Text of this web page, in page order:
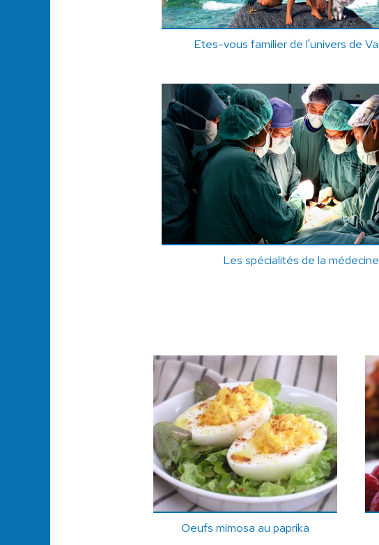
Etes-vous familier de l'univers de
Les spécialités de la médecine
Oeufs mimosa au paprika